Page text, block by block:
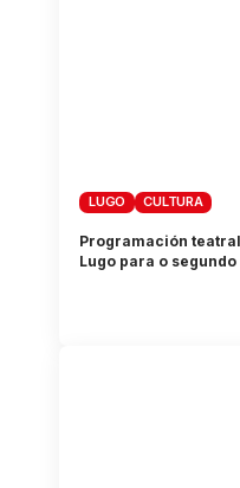
LUGO CULTURA
Programación
Lugo para o